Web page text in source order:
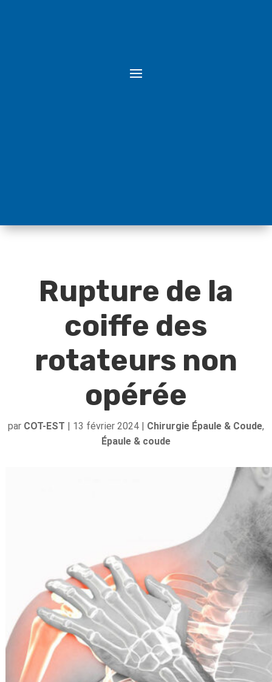
Rupture de la
coiffe des
rotateurs non
opérée
par COT-EST | 13 février 2024| Chirurgie Épaule & Coude,
Épaule & coude